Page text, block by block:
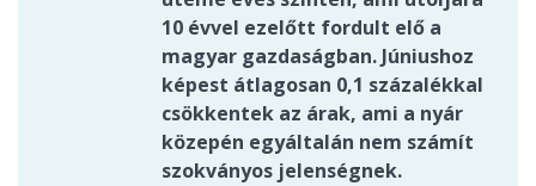
10 évvel ezelőtt fordult elő a
magyar gazdaságban. Júniushoz
képest átlagosan 0,1 százalékkal
csökkentek az árak, ami a nyár
közepén egyáltalán nem számít
szokványos jelenségnek.